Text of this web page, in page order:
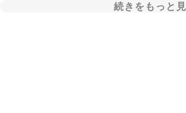
続きをもっと